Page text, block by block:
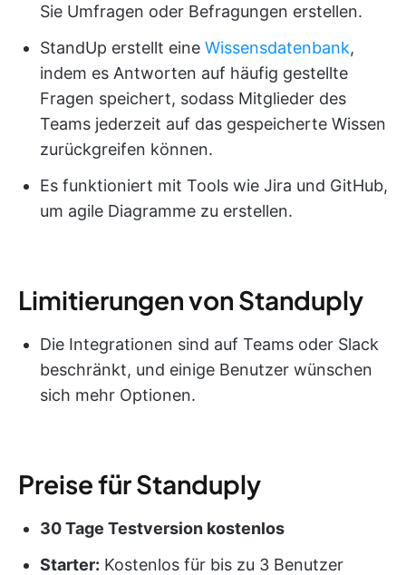
Sie Umfragen oder Befragungen erstellen.
StandUp erstellt eine Wissensdatenbank,
indem es Antworten auf häufig gestellte
Fragen speichert, sodass Mitglieder des
Teams jederzeit auf das gespeicherte Wissen
zurückgreifen können.
Es funktioniert mit Tools wie Jira und GitHub,
um agile Diagramme zu erstellen.
Limitierungen von Standuply
Die Integrationen sind auf Teams oder Slack
beschränkt, und einige Benutzer wünschen
sich mehr Optionen.
Preise für Standuply
30 Tage Testversion kostenlos
Starter: Kostenlos für bis zu 3 Benutzer